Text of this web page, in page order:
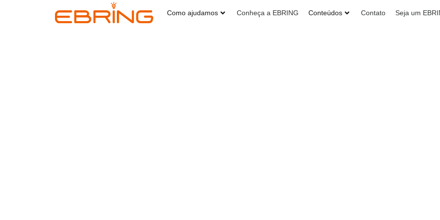
Como ajudamos Conheça a EBRING Conteúdos Contato Seja um